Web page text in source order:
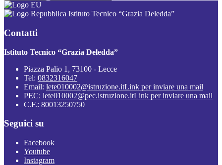
Istituto Tecnico “Grazia Deledda”
Contatti
Istituto Tecnico “Grazia Deledda”
Piazza Palio 1, 73100 - Lecce
Tel: 0832316047
Email: lete010002@istruzione.itLink per inviare una mail
PEC: lete010002@pec.istruzione.itLink per inviare una mail
C.F.: 80013250750
Seguici su
Facebook
Youtube
Instagram